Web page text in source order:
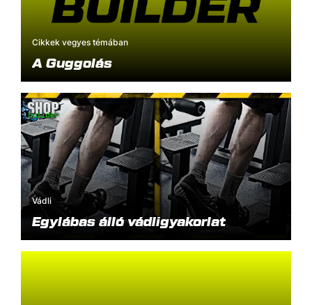
Cikkek vegyes témában
A Guggolás
Vádli
Egylábas álló vádligyakorlat